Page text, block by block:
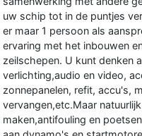
uw schip tot in de puntjes
er maar 1 persoon als
ervaring met het inbouwen
zeilschepen. U kunt denken
verlichting,audio en video,
zonnepanelen, refit, accu's,
vervangen,etc.Maar
maken,antifouling en